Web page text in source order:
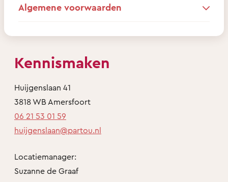
Algemene voorwaarden
Kennismaken
Huijgenslaan 41
3818 WB Amersfoort
06 21 53 01 59
huijgenslaan@partou.nl
Locatiemanager:
Suzanne de Graaf